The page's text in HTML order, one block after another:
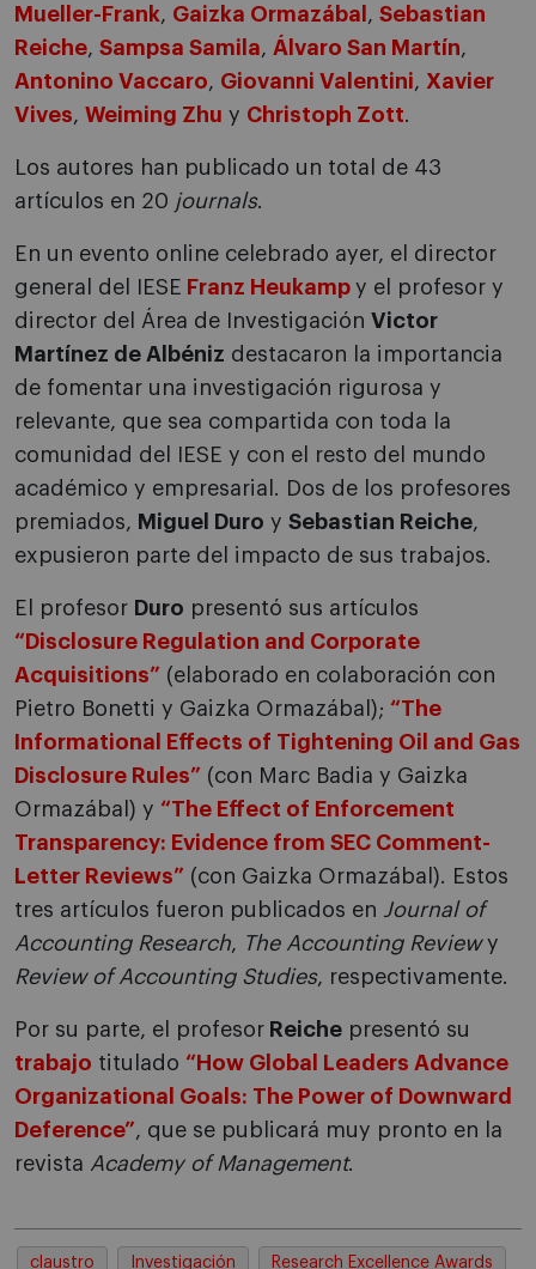
Mueller-Frank, Gaizka Ormazábal , Sebastian
Reiche, Sampsa Samila, Álvaro San Martín,
Antonino Vaccaro, Giovanni Valentini, Xavier
Vives, Weiming Zhu y Christoph Zott.
Los autores han publicado un total de 43
artículos en 20 journals.
En un evento online celebrado ayer, el director
general del IESE Franz Heukamp y el profesor y
director del Área de Investigación Victor
Martínez de Albéniz destacaron la importancia
de fomentar una investigación rigurosa y
relevante, que sea compartida con toda la
comunidad del IESE y con el resto del mundo
académico y empresarial. Dos de los profesores
premiados, Miguel Duro y Sebastian Reiche,
expusieron parte del impacto de sus trabajos.
El profesor Duro presentó sus artículos
“Disclosure Regulation and Corporate
Acquisitions” (elaborado en colaboración con
Pietro Bonetti y Gaizka Ormazábal); “The
Informational Effects of Tightening Oil and Gas
Disclosure Rules” (con Marc Badia y Gaizka
Ormazábal) y “The Effect of Enforcement
Transparency: Evidence from SEC Comment-
Letter Reviews” (con Gaizka Ormazábal). Estos
tres artículos fueron publicados en Journal of
Accounting Research, The Accounting Reviewy
Review of Accounting Studies, respectivamente.
Por su parte, el profesor Reiche presentó su
trabajo titulado “ How Global Leaders Advance
Organizational Goals: The Power of Downward
Deference”, que se publicará muy pronto en la
revista Academy of Management.
claustro Investigación Research Excellence Awards